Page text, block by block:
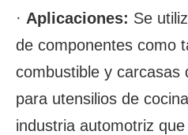
· Aplicaciones: Se
de componentes como
combustible y carcasas
para utensilios de
industria automotriz